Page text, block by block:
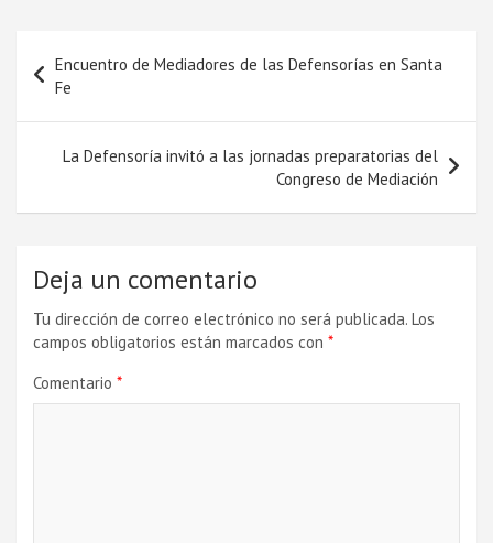
de
entradas
Encuentro de Mediadores de las Defensorí­as en Santa
Fe
La Defensorí­a invitó a las jornadas preparatorias del
Congreso de Mediación
Deja un comentario
Tu dirección de correo electrónico no será publicada. Los
campos obligatorios están marcados con *
Comentario *